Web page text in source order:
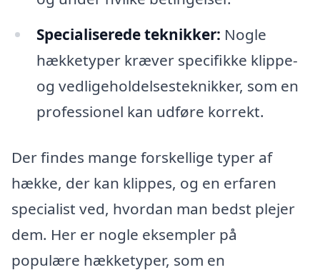
Specialiserede teknikker: Nogle
hækketyper kræver specifikke klippe-
og vedligeholdelsesteknikker, som en
professionel kan udføre korrekt.
Der findes mange forskellige typer af
hække, der kan klippes, og en erfaren
specialist ved, hvordan man bedst plejer
dem. Her er nogle eksempler på
populære hækketyper, som en